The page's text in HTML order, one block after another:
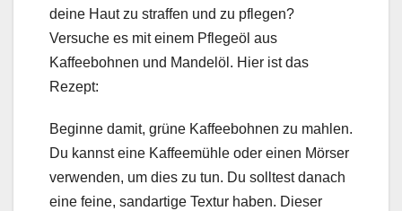
deine Haut zu straffen und zu pflegen?
Versuche es mit einem Pflegeöl aus
Kaffeebohnen und Mandelöl. Hier ist das
Rezept:
Beginne damit, grüne Kaffeebohnen zu mahlen.
Du kannst eine Kaffeemühle oder einen Mörser
verwenden, um dies zu tun. Du solltest danach
eine feine, sandartige Textur haben. Dieser